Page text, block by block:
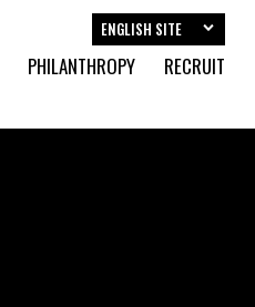
PHILANTHROPY RECRUIT
ENGLISH SITE